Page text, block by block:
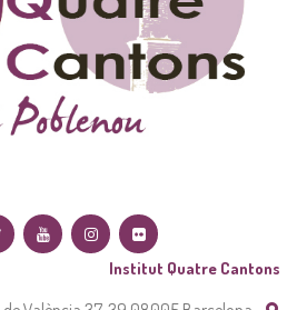
Institut Quatre Cantons